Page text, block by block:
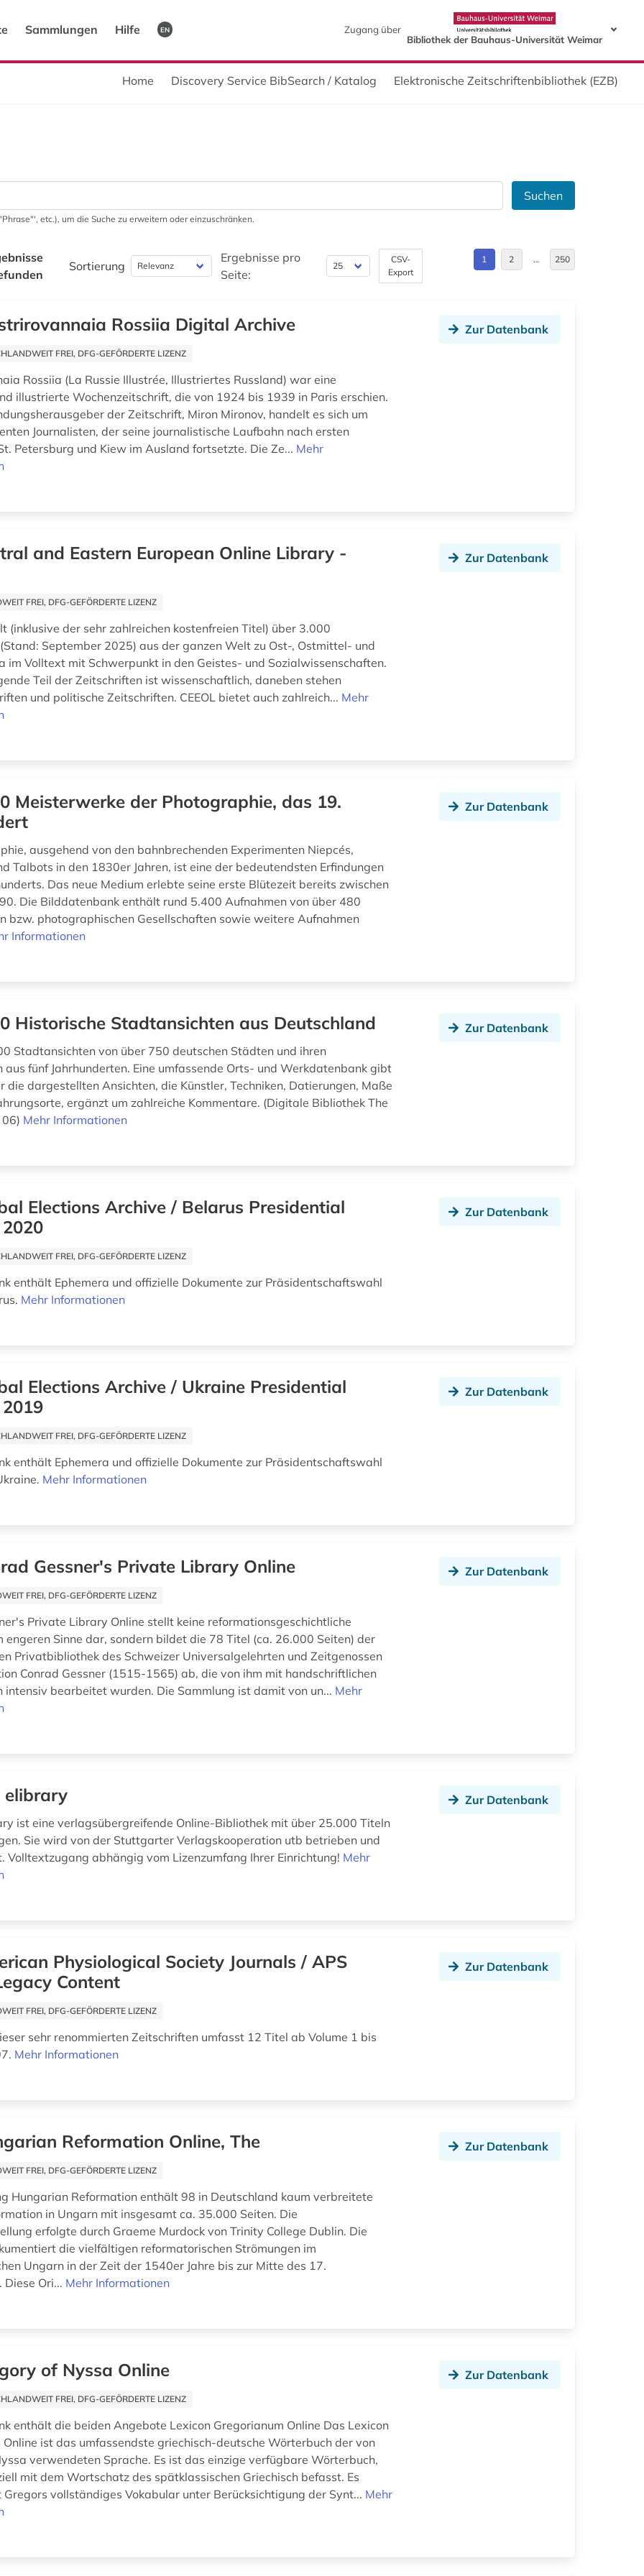
Sammlungen Hilfe EN
Zugang über
Bibliothek der Bauhaus-Universität Weimar
Home Discovery Service BibSearch / Katalog Elektronische Zeitschriftenbibliothek (EZB)
Suchen
etc.), um die Suche zu erweitern oder einzuschränken.
Sortierung
Ergebnisse pro
Seite:
CSV-
Export
1 2 … 250
Rossiia Digital Archive
FREI, DFG-GEFÖRDERTE LIZENZ
Rossiia (La Russie Illustrée, Illustriertes Russland) war eine
illustrierte Wochenzeitschrift, die von 1924 bis 1939 in Paris erschien.
der Zeitschrift, Miron Mironov, handelt es sich um
Journalisten, der seine journalistische Laufbahn nach ersten
Petersburg und Kiew im Ausland fortsetzte. Die Ze... Mehr
Zur Datenbank
and Eastern European Online Library -
FREI, DFG-GEFÖRDERTE LIZENZ
(inklusive der sehr zahlreichen kostenfreien Titel) über 3.000
September 2025) aus der ganzen Welt zu Ost-, Ostmittel- und
im Volltext mit Schwerpunkt in den Geistes- und Sozialwissenschaften.
Teil der Zeitschriften ist wissenschaftlich, daneben stehen
und politische Zeitschriften. CEEOL bietet auch zahlreich... Mehr
Zur Datenbank
Meisterwerke der Photographie, das 19.
ausgehend von den bahnbrechenden Experimenten Niepcés,
Talbots in den 1830er Jahren, ist eine der bedeutendsten Erfindungen
Das neue Medium erlebte seine erste Blütezeit bereits zwischen
Die Bilddatenbank enthält rund 5.400 Aufnahmen von über 480
bzw. photographischen Gesellschaften sowie weitere Aufnahmen
Informationen
Zur Datenbank
Historische Stadtansichten aus Deutschland
Stadtansichten von über 750 deutschen Städten und ihren
aus fünf Jahrhunderten. Eine umfassende Orts- und Werkdatenbank gibt
die dargestellten Ansichten, die Künstler, Techniken, Datierungen, Maße
ergänzt um zahlreiche Kommentare. (Digitale Bibliothek The
06) Mehr Informationen
Zur Datenbank
Elections Archive / Belarus Presidential
FREI, DFG-GEFÖRDERTE LIZENZ
enthält Ephemera und offizielle Dokumente zur Präsidentschaftswahl
Mehr Informationen
Zur Datenbank
Elections Archive / Ukraine Presidential
FREI, DFG-GEFÖRDERTE LIZENZ
enthält Ephemera und offizielle Dokumente zur Präsidentschaftswahl
Mehr Informationen
Zur Datenbank
Gessner's Private Library Online
FREI, DFG-GEFÖRDERTE LIZENZ
Private Library Online stellt keine reformationsgeschichtliche
engeren Sinne dar, sondern bildet die 78 Titel (ca. 26.000 Seiten) der
Privatbibliothek des Schweizer Universalgelehrten und Zeitgenossen
Conrad Gessner (1515-1565) ab, die von ihm mit handschriftlichen
intensiv bearbeitet wurden. Die Sammlung ist damit von un... Mehr
Zur Datenbank
elibrary
ist eine verlagsübergreifende Online-Bibliothek mit über 25.000 Titeln
Sie wird von der Stuttgarter Verlagskooperation utb betrieben und
Volltextzugang abhängig vom Lizenzumfang Ihrer Einrichtung! Mehr
Zur Datenbank
Physiological Society Journals / APS
Content
FREI, DFG-GEFÖRDERTE LIZENZ
sehr renommierten Zeitschriften umfasst 12 Titel ab Volume 1 bis
Mehr Informationen
Zur Datenbank
Reformation Online, The
FREI, DFG-GEFÖRDERTE LIZENZ
Hungarian Reformation enthält 98 in Deutschland kaum verbreitete
in Ungarn mit insgesamt ca. 35.000 Seiten. Die
erfolgte durch Graeme Murdock von Trinity College Dublin. Die
die vielfältigen reformatorischen Strömungen im
Ungarn in der Zeit der 1540er Jahre bis zur Mitte des 17.
Diese Ori... Mehr Informationen
Zur Datenbank
of Nyssa Online
FREI, DFG-GEFÖRDERTE LIZENZ
enthält die beiden Angebote Lexicon Gregorianum Online Das Lexicon
Online ist das umfassendste griechisch-deutsche Wörterbuch der von
verwendeten Sprache. Es ist das einzige verfügbare Wörterbuch,
mit dem Wortschatz des spätklassischen Griechisch befasst. Es
vollständiges Vokabular unter Berücksichtigung der Synt... Mehr
Zur Datenbank